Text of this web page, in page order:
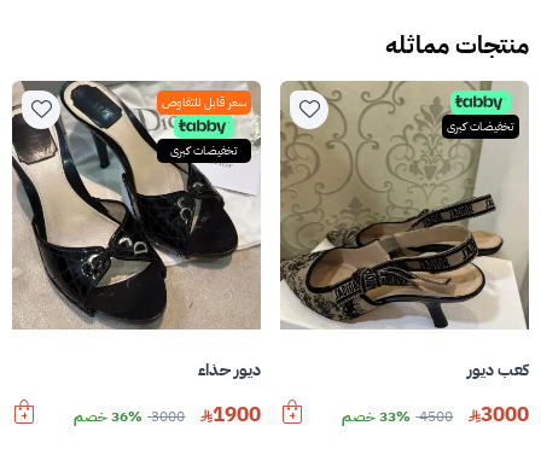
منتجات مماثله
تخفيضات كبرى
كعب ديور
3000
4500 33% خصم
سعر قابل للتفاوض
تخفيضات كبرى
ديور حذاء
1900
3000 36% خصم